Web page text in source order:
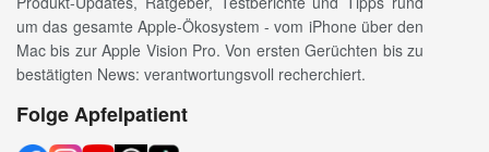
um das gesamte Apple-Ökosystem - vom iPhone über den
Mac bis zur Apple Vision Pro. Von ersten Gerüchten bis zu
bestätigten News: verantwortungsvoll recherchiert.
Folge Apfelpatient